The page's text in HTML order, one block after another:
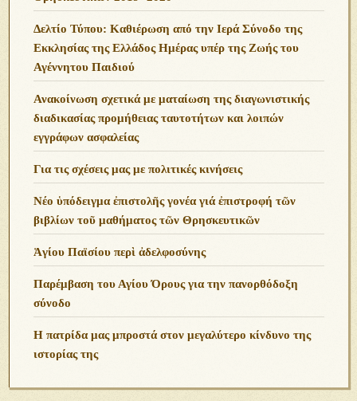
Δελτίο Τύπου: Καθιέρωση από την Ιερά Σύνοδο της
Εκκλησίας της Ελλάδος Ημέρας υπέρ της Ζωής του
Αγέννητου Παιδιού
Ανακοίνωση σχετικά με ματαίωση της διαγωνιστικής
διαδικασίας προμήθειας ταυτοτήτων και λοιπών
εγγράφων ασφαλείας
Για τις σχέσεις μας με πολιτικές κινήσεις
Νέο ὑπόδειγμα ἐπιστολῆς γονέα γιά ἐπιστροφή τῶν
βιβλίων τοῦ μαθήματος τῶν Θρησκευτικῶν
Ἁγίου Παϊσίου περὶ ἀδελφοσύνης
Παρέμβαση του Αγίου Όρους για την πανορθόδοξη
σύνοδο
Η πατρίδα μας μπροστά στον μεγαλύτερο κίνδυνο της
ιστορίας της